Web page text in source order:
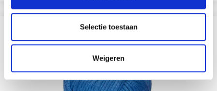
Selectie toestaan
Weigeren
D'AUTRES ONT ÉGALEMENT